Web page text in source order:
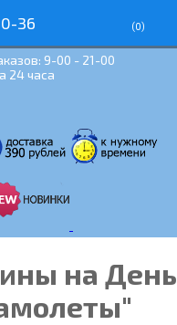
36 (0)
9-00 - 21-00
24 часа
на День